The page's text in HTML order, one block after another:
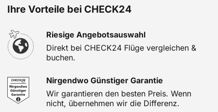
Ihre Vorteile bei CHECK24
Riesige Angebotsauswahl
Direkt bei CHECK24 Flüge vergleichen &
buchen.
Nirgendwo Günstiger Garantie
Wir garantieren den besten Preis. Wenn
nicht, übernehmen wir die Differenz.